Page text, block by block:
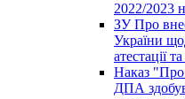
2022/2023
ЗУ Про
України
атестації
Наказ "Про
ДПА